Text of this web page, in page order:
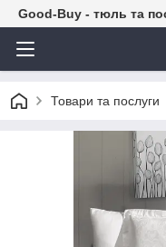
Good-Buy - тюль та
Товари та послуги